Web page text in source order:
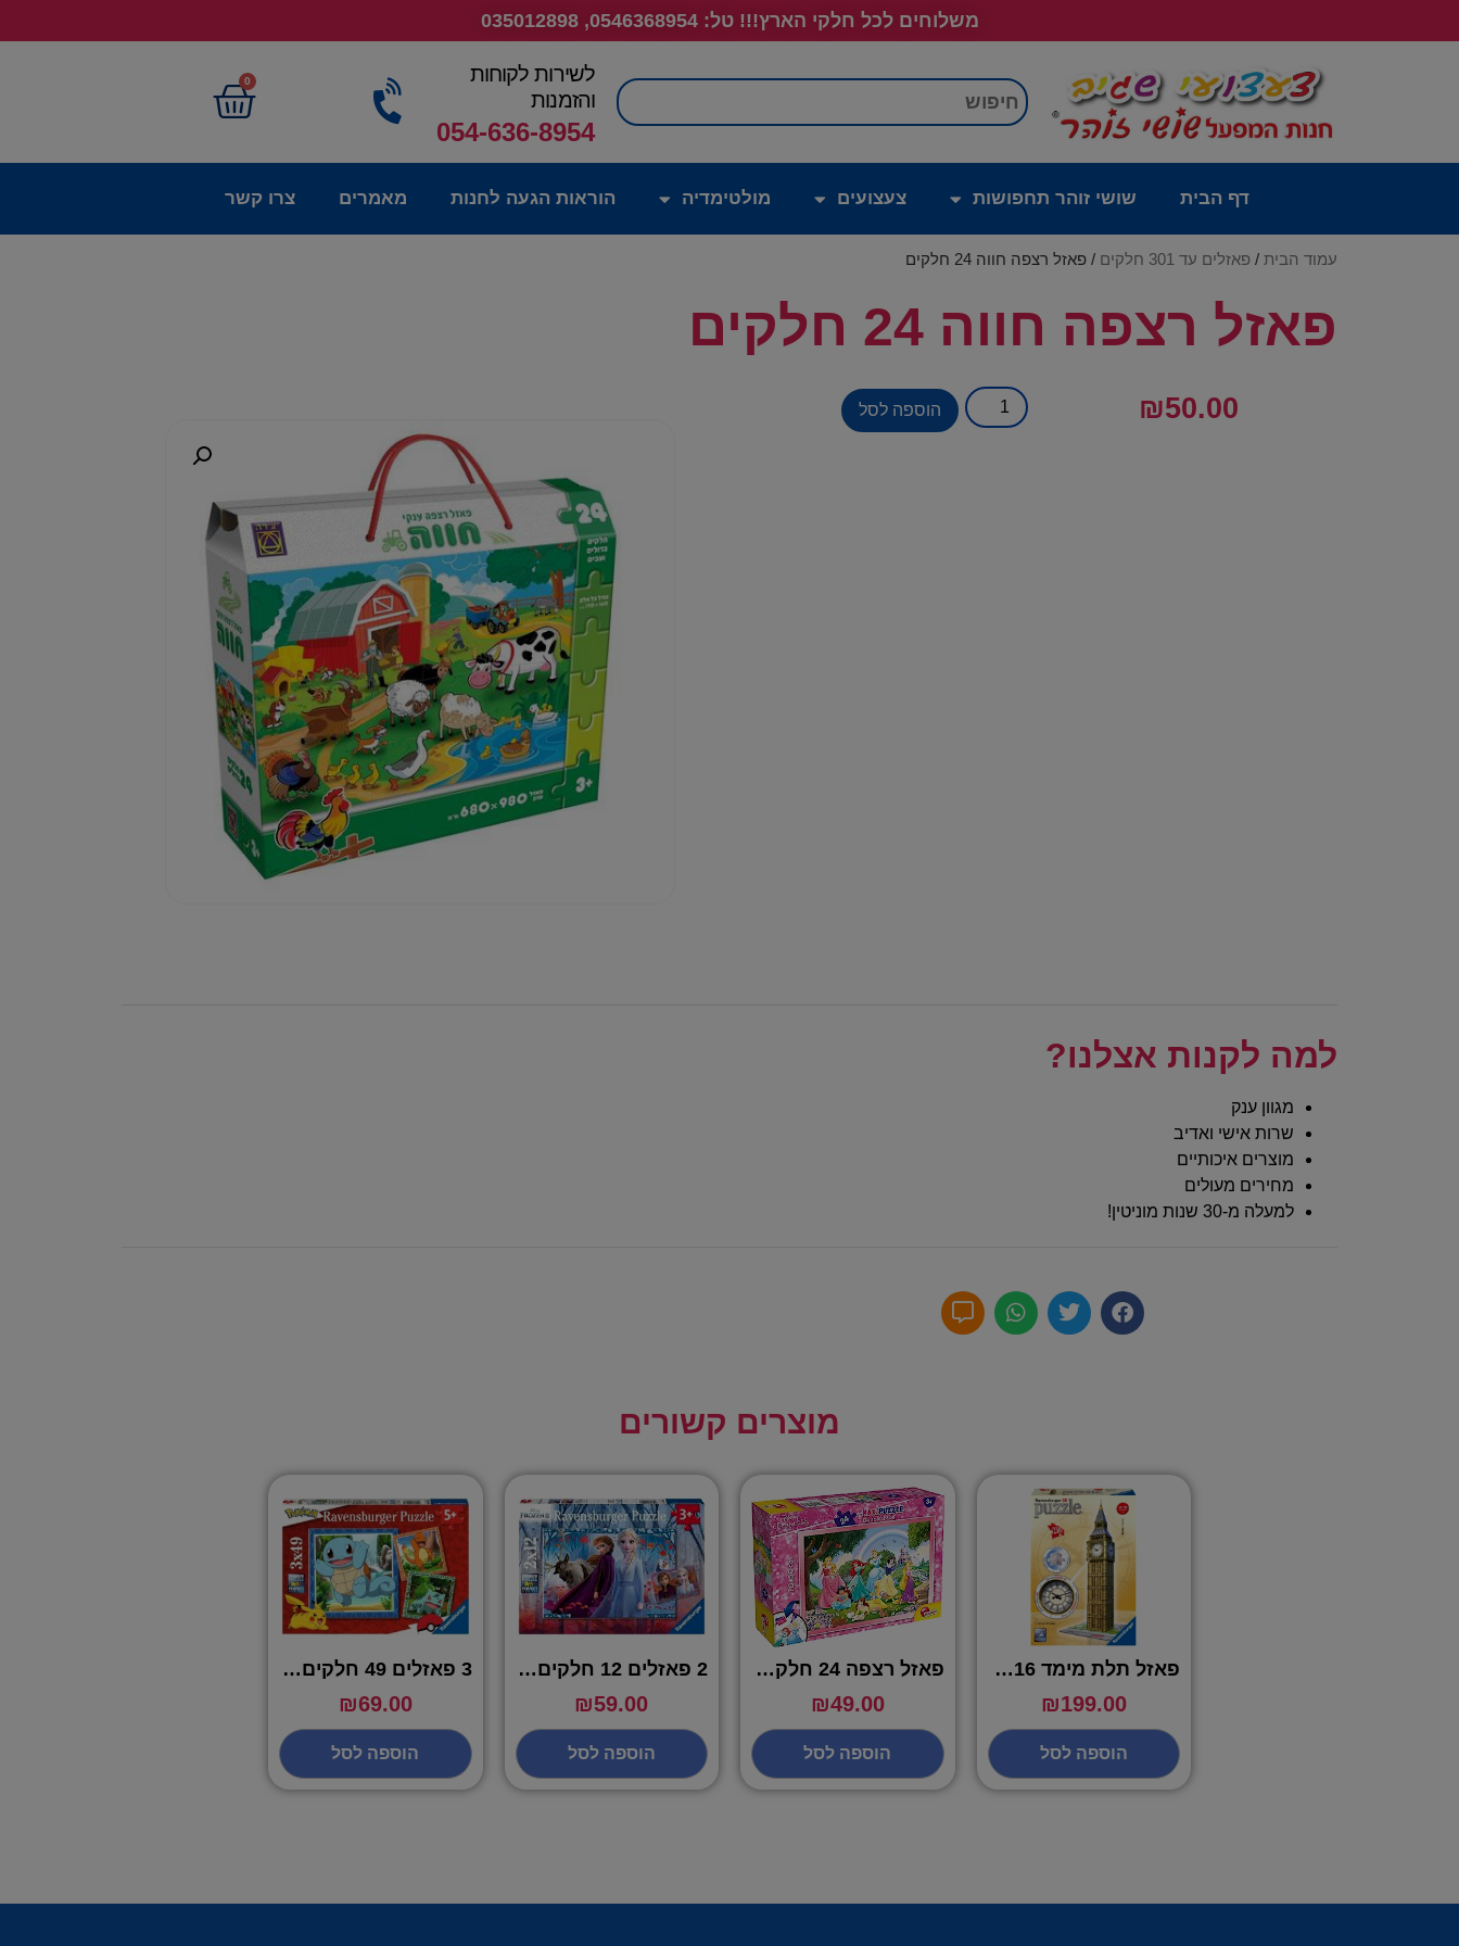
משלוחים לכל חלקי הארץ!!! טל: 0546368954, 035012898
חיפוש
לשירות לקוחות
והזמנות
054-636-8954
0
דף הבית שושי זוהר תחפושות צעצועים מולטימדיה הוראות הגעה לחנות מאמרים צרו קשר
עמוד הבית / פאזלים עד 301 חלקים / פאזל רצפה חווה 24 חלקים
פאזל רצפה חווה 24 חלקים
₪50.00 הוספה לסל
למה לקנות אצלנו?
מגוון ענק
שרות אישי ואדיב
מוצרים איכותיים
מחירים מעולים
למעלה מ-30 שנות מוניטין!
מוצרים קשורים
פאזל תלת מימד 216 חלקים – ביג בן ביג מניה
₪199.00
הוספה לסל
פאזל רצפה 24 חלקים נסיכות – 74082
₪49.00
הוספה לסל
2 פאזלים 12 חלקים פרוזן – 050093
₪59.00
הוספה לסל
3 פאזלים 49 חלקים פוקימון – 055869
₪69.00
הוספה לסל